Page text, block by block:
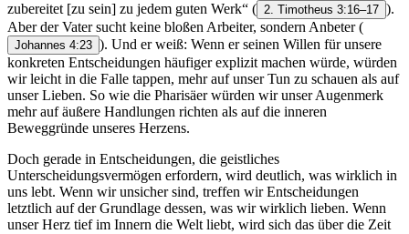
zubereitet [zu sein] zu jedem guten Werk“ ( 2. Timotheus 3:16–17 ).
Aber der Vater sucht keine bloßen Arbeiter, sondern Anbeter(
Johannes 4:23 ). Und er weiß: Wenn er seinen Willen für unsere
konkreten Entscheidungen häufiger explizit machen würde, würden
wir leicht in die Falle tappen, mehr auf unser Tun zu schauen als auf
unser Lieben. So wie die Pharisäer würden wir unser Augenmerk
mehr auf äußere Handlungen richten als auf die inneren
Beweggründe unseres Herzens.
Doch gerade in Entscheidungen, die geistliches
Unterscheidungsvermögen erfordern, wird deutlich, was wirklich in
uns lebt. Wenn wir unsicher sind, treffen wir Entscheidungen
letztlich auf der Grundlage dessen, was wir wirklich lieben. Wenn
unser Herz tief im Innern die Welt liebt, wird sich das über die Zeit